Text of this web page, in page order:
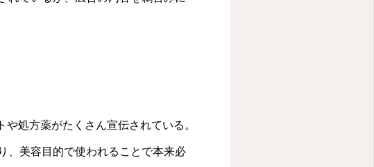
共に進行するが、先生が美容治
う気づきについて話すことを予
、「医療」という名前がついて
探ることなく、すぐに「おいく
の経験を例に挙げ、従来は一生付
処方薬がたくさん宣伝されている。
、美容目的で使われることで本来必